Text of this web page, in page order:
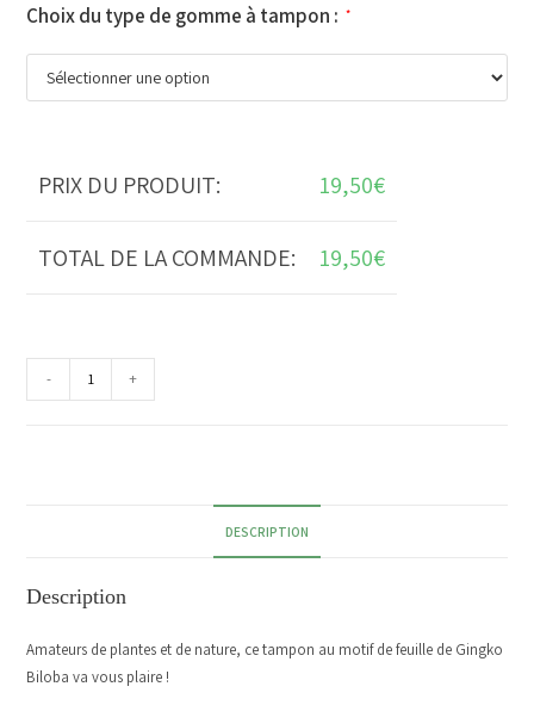
Choix du type de gomme à tampon : *
PRIX DU PRODUIT: 19,50€
TOTAL DE LA COMMANDE: 19,50€
- +
DESCRIPTION
Description
Amateurs de plantes et de nature, ce tampon au motif de feuille de Gingko
Biloba va vous plaire !